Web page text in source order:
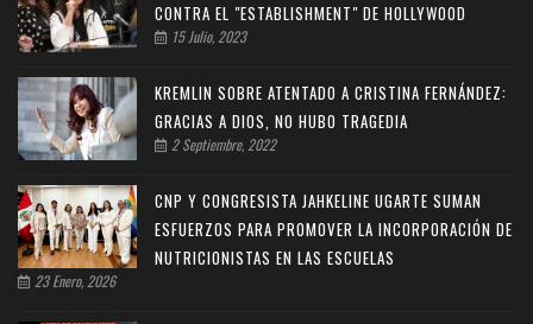
CONTRA EL "ESTABLISHMENT" DE HOLLYWOOD
15 Julio, 2023
KREMLIN SOBRE ATENTADO A CRISTINA FERNÁNDEZ:
GRACIAS A DIOS, NO HUBO TRAGEDIA
2 Septiembre, 2022
CNP Y CONGRESISTA JAHKELINE UGARTE SUMAN
ESFUERZOS PARA PROMOVER LA INCORPORACIÓN DE
NUTRICIONISTAS EN LAS ESCUELAS
23 Enero, 2026